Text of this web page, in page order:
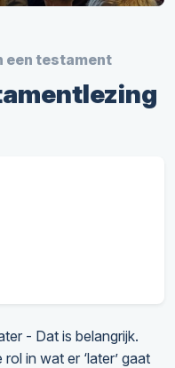
een testament
- Dat is belangrijk.
in wat er ‘later’ gaat